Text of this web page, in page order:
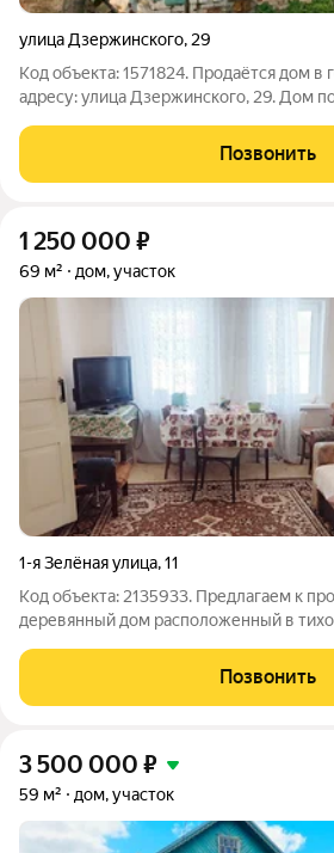
улица Дзержинского, 29
Код объекта: 1571824. Продаётся дом в
адресу: улица Дзержинского, 29. Дом
круглогодичного проживания. Общая
кв. м, из которых 42,3 кв. м
Позвонить
1 250 000 ₽
69 м² дом, участок
1-я Зелёная улица,11
Код объекта: 2135933. Предлагаем к
деревянный дом расположенный в
инфраструктура рядом, школа,
общественного транспорта, жд станция (
Позвонить
3 500 000 ₽
59 м² дом, участок